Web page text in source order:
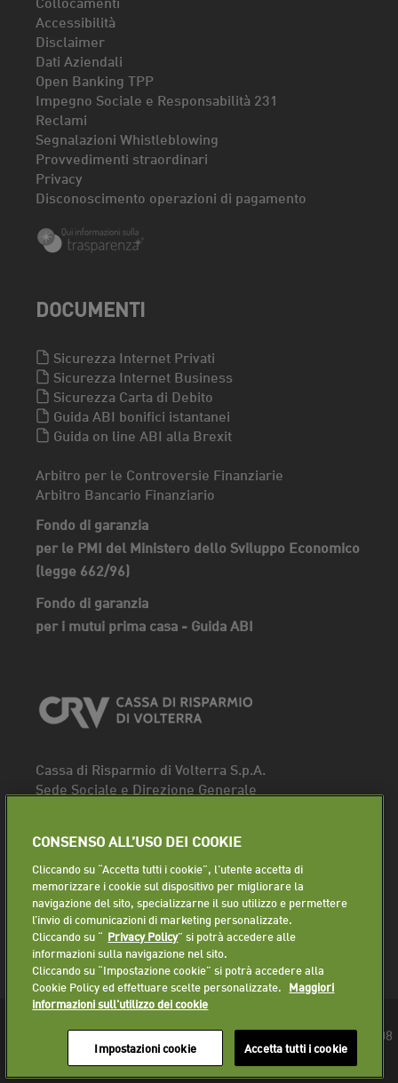
Accessibilità
Disclaimer
Dati Aziendali
Open Banking TPP
Impegno Sociale e Responsabilità 231
Reclami
Segnalazioni Whistleblowing
Provvedimenti straordinari
Privacy
Disconoscimento operazioni di pagamento
DOCUMENTI
Sicurezza Internet Privati
Sicurezza Internet Business
Sicurezza Carta di Debito
Guida ABI bonifici istantanei
Guida on line ABI alla Brexit
Arbitro per le Controversie Finanziarie
Arbitro Bancario Finanziario
Fondo di garanzia
per le PMI del Ministero dello Sviluppo Economico
(legge 662/96)
Fondo di garanzia
per i mutui prima casa - Guida ABI
Cassa di Risparmio di Volterra S.p.A.
Sede Sociale e Direzione Generale
Fax. 0588 86940
Segui la pagina
Lavora con noi
© 2018 Cassa di Risparmio di Volterra S.p.A. - P.IVA 01225610508
CONSENSO ALL’USO DEI COOKIE
Cliccando su “Accetta tutti i cookie”, l'utente accetta di
memorizzare i cookie sul dispositivo per migliorare la
navigazione del sito, specializzarne il suo utilizzo e permettere
l’invio di comunicazioni di marketing personalizzate.
Cliccando su “ Privacy Policy” si potrà accedere alle
informazioni sulla navigazione nel sito.
Cliccando su “Impostazione cookie” si potrà accedere alla
Cookie Policy ed effettuare scelte personalizzate. Maggiori
informazioni sull'utilizzo dei cookie
Accetta tutti i cookie
Impostazioni cookie